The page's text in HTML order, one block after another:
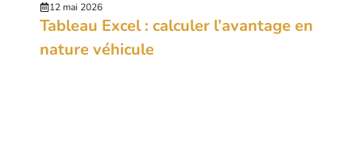
12 mai 2026
Tableau Excel : calculer l’avantage en
nature véhicule